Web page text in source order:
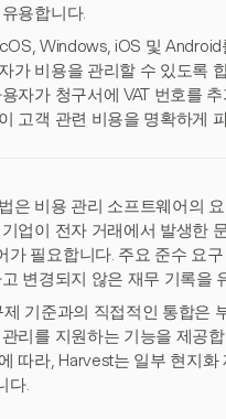
용합니다.
Windows, iOS 및
가 비용을 관리할 수 있도록
자가 청구서에 VAT 번호를
고객 관련 비용을 명확하게
은 비용 관리 소프트웨어의
업이 전자 거래에서 발생한
가 필요합니다. 주요 준수 요
변경되지 않은 재무 기록을
기준과의 직접적인 통합은
리를 지원하는 기능을 제공
따라, Harvest는 일부 현지
다.